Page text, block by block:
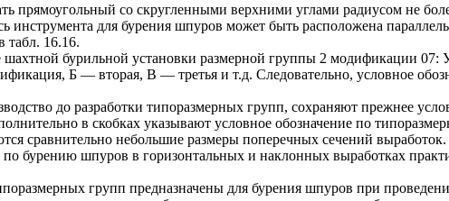
прямоугольный со скругленными верхними углами радиусом не
инструмента для бурения шпуров может быть расположена
табл. 16.16.
шахтной бурильной установки размерной группы 2 модификации
Б — вторая, В — третья и т.д. Следовательно, условное
до разработки типоразмерных групп, сохраняют прежнее
в скобках указывают условное обозначение по
сравнительно небольшие размеры поперечных сечений
бурению шпуров в горизонтальных и наклонных выработках
групп предназначены для бурения шпуров при